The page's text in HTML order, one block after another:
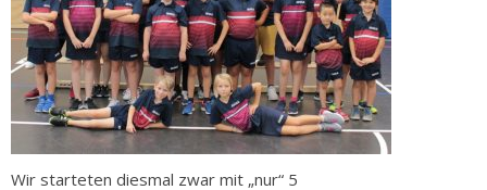
Wir starteten diesmal zwar mit „nur“ 5